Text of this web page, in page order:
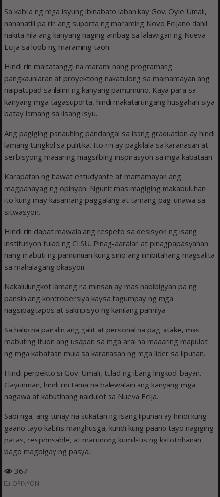
Sa kabila ng mga isyung ibinabato laban kay Gov. Oyie Umali,
nananatili pa rin ang suporta ng maraming Novo Ecijano dahil
nakita nila ang kanyang naging ambag sa lalawigan ng Nueva
Ecija sa loob ng maraming taon.
Hindi rin maitatanggi na marami nang programang
pangkaunlaran at proyektong nakatulong sa mamamayan ang
naipatupad sa ilalim ng kanyang pamumuno. Kaya para sa
kanyang mga tagasuporta, hindi makatarungang husgahan siya
batay lamang sa iisang isyu.
Ang pagiging panauhing pandangal sa isang graduation ay hindi
lamang tungkol sa pulitika. Ito rin ay pagkilala sa karanasan at
serbisyong maaaring magsilbing inspirasyon sa mga kabataan.
Karapatan ng bawat estudyante at mamamayan ang
magpahayag ng opinyon. Ngunit mas magiging makabuluhan
ito kung may kasamang paggalang at tamang pag-unawa sa
sitwasyon.
Hindi rin dapat mawala ang respeto sa desisyon ng isang
institusyon tulad ng CLSU. Pinag-aaralan at pinagpapasyahan
nang mabuti ng pamunuan kung sino ang iimbitahang magsalita
sa mahalagang okasyon.
Nakalulungkot lamang na minsan ay mas nabibigyan pa ng
pansin ang kontrobersiya kaysa tagumpay ng mga
nagsipagtapos at sakripisyo ng kanilang pamilya.
Sa halip na pairalin ang galit at personal na pag-atake, mas
mabuting ituon ang usapan sa mga aral na maaaring mapulot
ng mga kabataan mula sa karanasan ng mga lider sa lipunan.
Hindi perpekto si Gov. Umali, tulad ng ibang lingkod-bayan.
Gayunman, hindi rin tama na balewalain ang kanyang mga
nagawa at kabutihang naidulot sa Nueva Ecija.
Sabi nga, ang tunay na sukatan ng isang lipunan ay hindi kung
gaano tayo kabilis manghusga, kundi kung paano tayo nagiging
patas, responsable, at marunong kumilatis ng katotohanan
bago magbigay ng pasya.
367
OPINYON